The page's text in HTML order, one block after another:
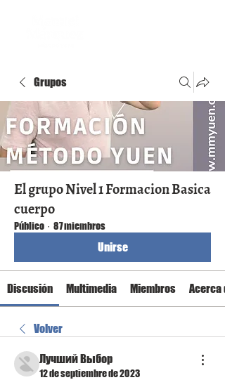
Grupos
El grupo Nivel 1 Formacion Basica
cuerpo
Público · 87 miembros
Unirse
Discusión Multimedia Miembros Acerca
Volver
Лучший Выбор
12 de septiembre de 2023